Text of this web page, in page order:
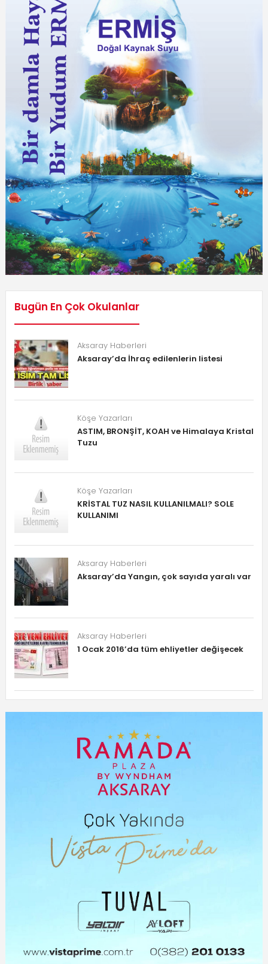
Bugün En Çok Okulanlar
Aksaray Haberleri
Aksaray’da İhraç edilenlerin listesi
Köşe Yazarları
ASTIM, BRONŞİT, KOAH ve Himalaya Kristal
Tuzu
Köşe Yazarları
KRİSTAL TUZ NASIL KULLANILMALI? SOLE
KULLANIMI
Aksaray Haberleri
Aksaray’da Yangın, çok sayıda yaralı var
Aksaray Haberleri
1 Ocak 2016’da tüm ehliyetler değişecek